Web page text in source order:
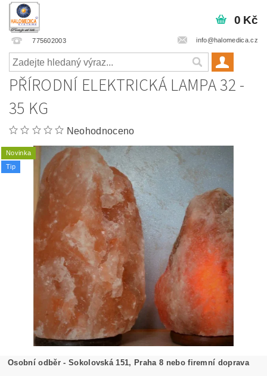
775602003 info@halomedica.cz
0 Kč
PŘÍRODNÍ ELEKTRICKÁ LAMPA 32 -
35 KG
Neohodnoceno
Novinka
Tip
Osobní odběr - Sokolovská 151, Praha 8 nebo firemní doprava